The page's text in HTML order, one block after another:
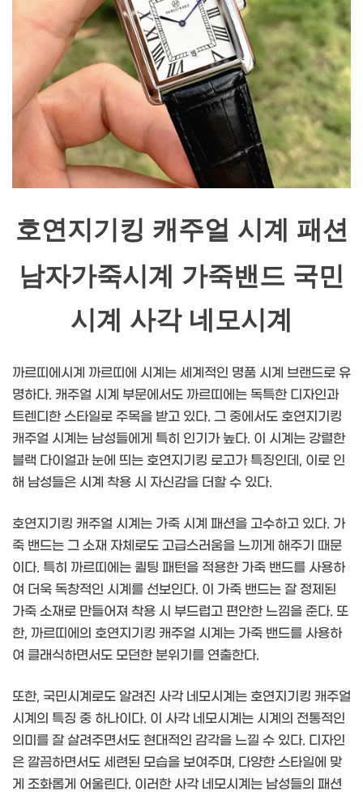
호연지기킹 캐주얼 시계 패션
남자가죽시계 가죽밴드 국민
시계 사각 네모시계
까르띠에시계 까르띠에 시계는 세계적인 명품 시계 브랜드로 유
명하다. 캐주얼 시계 부문에서도 까르띠에는 독특한 디자인과
트렌디한 스타일로 주목을 받고 있다. 그 중에서도 호연지기킹
캐주얼 시계는 남성들에게 특히 인기가 높다. 이 시계는 강렬한
블랙 다이얼과 눈에 띄는 호연지기킹 로고가 특징인데, 이로 인
해 남성들은 시계 착용 시 자신감을 더할 수 있다.
호연지기킹 캐주얼 시계는 가죽 시계 패션을 고수하고 있다. 가
죽 밴드는 그 소재 자체로도 고급스러움을 느끼게 해주기 때문
이다. 특히 까르띠에는 퀼팅 패턴을 적용한 가죽 밴드를 사용하
여 더욱 독창적인 시계를 선보인다. 이 가죽 밴드는 잘 정제된
가죽 소재로 만들어져 착용 시 부드럽고 편안한 느낌을 준다. 또
한, 까르띠에의 호연지기킹 캐주얼 시계는 가죽 밴드를 사용하
여 클래식하면서도 모던한 분위기를 연출한다.
또한, 국민시계로도 알려진 사각 네모시계는 호연지기킹 캐주얼
시계의 특징 중 하나이다. 이 사각 네모시계는 시계의 전통적인
의미를 잘 살려주면서도 현대적인 감각을 느낄 수 있다. 디자인
은 깔끔하면서도 세련된 모습을 보여주며, 다양한 스타일에 맞
게 조화롭게 어울린다. 이러한 사각 네모시계는 남성들의 패션